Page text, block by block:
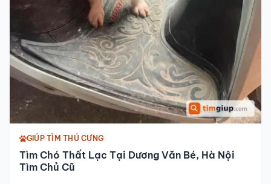
GIÚP TÌM THÚ CƯNG
Tìm Chó Thất Lạc Tại Dương Văn Bé, Hà Nội
Tìm Chủ Cũ